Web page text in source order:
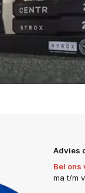
Advies
Bel ons
ma t/m